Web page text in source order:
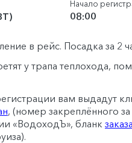
Начало
08:00
в рейс. Посадка за 2
у трапа теплохода,
вам выдадут
, (номер закреплённого
«ВодоходЪ», бланк